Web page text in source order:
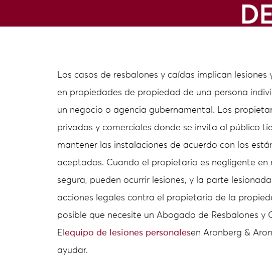
Los casos de resbalones y caídas implican lesiones
en propiedades de propiedad de una persona
un negocio o agencia gubernamental. Los
privadas y comerciales donde se invita al público
mantener las instalaciones de acuerdo con los
aceptados. Cuando el propietario es negligente en
segura, pueden ocurrir lesiones, y la parte
acciones legales contra el propietario de la
posible que necesite un Abogado de Resbalones y
El equipo de lesiones personalesen Aronberg &
ayudar.